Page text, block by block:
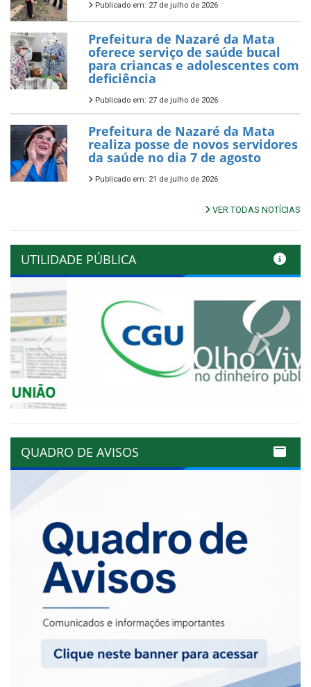
Publicado em: 27 de julho de 2026
Prefeitura de Nazaré da Mata
oferece serviço de saúde bucal
para criancas e adolescentes com
deficiência
Publicado em: 27 de julho de 2026
Prefeitura de Nazaré da Mata
realiza posse de novos servidores
da saúde no dia 7 de agosto
Publicado em: 21 de julho de 2026
VER TODAS NOTÍCIAS
UTILIDADE PÚBLICA
Previous Next
QUADRO DE AVISOS